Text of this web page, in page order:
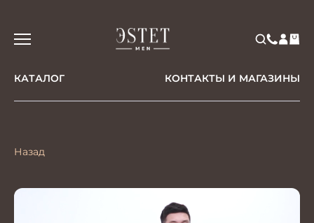
КАТАЛОГ КОНТАКТЫ И МАГАЗИНЫ
Назад